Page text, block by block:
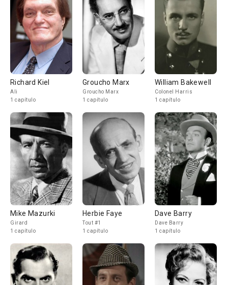
Richard Kiel
Ali
1 capítulo
Groucho Marx
Groucho Marx
1 capítulo
William Bakewell
Colonel Harris
1 capítulo
Mike Mazurki
Girard
1 capítulo
Herbie Faye
Tout #1
1 capítulo
Dave Barry
Dave Barry
1 capítulo